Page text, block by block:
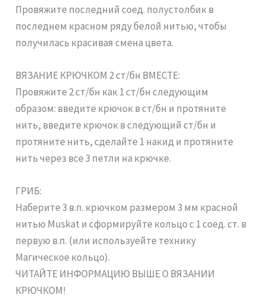
Провяжите последний соед. полустолбик в
последнем красном ряду белой нитью, чтобы
получилась красивая смена цвета.
ВЯЗАНИЕ КРЮЧКОМ 2 ст/бн ВМЕСТЕ:
Провяжите 2 ст/бн как 1 ст/бн следующим
образом: введите крючок в ст/бн и протяните
нить, введите крючок в следующий ст/бн и
протяните нить, сделайте 1 накид и протяните
нить через все 3 петли на крючке.
ГРИБ:
Наберите 3 в.п. крючком размером 3 мм красной
нитью Muskat и сформируйте кольцо с 1 соед. ст. в
первую в.п. (или используейте технику
Магическое кольцо).
ЧИТАЙТЕ ИНФОРМАЦИЮ ВЫШЕ О ВЯЗАНИИ
КРЮЧКОМ!